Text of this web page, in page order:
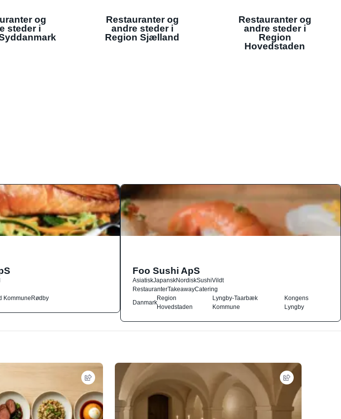
og
steder i
Restauranter og
andre steder i
Region Sjælland
Restauranter og
andre steder i
Region
Hovedstaden
KommuneRødby
Foo Sushi ApS
AsiatiskJapanskNordiskSushiVildt
RestauranterTakeawayCatering
Danmark
Region
Hovedstaden
Lyngby-Taarbæk
Kommune
Kongens
Lyngby